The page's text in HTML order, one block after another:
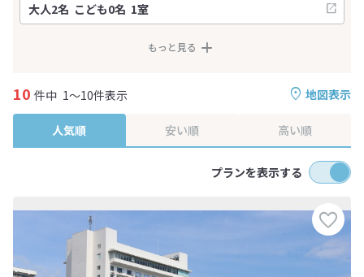
もっと見る
地図表示
10 件中 1～10件表示
人気順 安い順 高い順
プランを表示する